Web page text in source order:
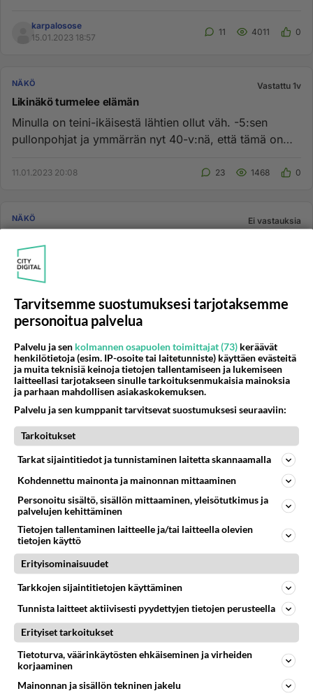
karpalosose
15.01.2023 18:57
11 4011 0
NÄKÖ Vastattu 1v
Likinäkö turmelee elämän
Minulla on teini-ikäisestä lähtien ollut väh. -5:sen
pullonpohjat ja ymmärrän nyt 40-v:nä, että tämä on
11.01.2023 20:08 23 1468 0
NÄKÖ Ei vastauksia
Onko kellään todettu turvotusta näköhermon päissä,tai
tietoa siitä, jäin epätietoisuuteen silmälääkärillä
11.01.2023 18:06 1 176
NÄKÖ Vastattu 2v
Linssit vanhoihin kehyksiin
Olen vaihdattamada linssejä vanhoihin kehyksiin.
Sanottiin että eivät kehykset voi mennä rikki ja se eivät
korvaa jos nä...
04.01.2023 06:07 0
Vastattu 3v
Silmälasien maksaminen
Pitääkö kaikissa optikko liikkeissä silmälasit maksaa
etukäteen vai vasta kun hakee lasit????...
Tarvitsemme suostumuksesi tarjotaksemme
personoitua palvelua
Palvelu ja sen kolmannen osapuolen toimittajat (73) keräävät
henkilötietoja (esim. IP-osoite tai laitetunniste) käyttäen evästeitä
ja muita teknisiä keinoja tietojen tallentamiseen ja lukemiseen
laitteellasi tarjotakseen sinulle tarkoituksenmukaisia mainoksia
ja parhaan mahdollisen asiakaskokemuksen.
Palvelu ja sen kumppanit tarvitsevat suostumuksesi seuraaviin:
Tarkoitukset
Tarkat sijaintitiedot ja tunnistaminen laitetta skannaamalla
Kohdennettu mainonta ja mainonnan mittaaminen
Personoitu sisältö, sisällön mittaaminen, yleisötutkimus ja
palvelujen kehittäminen
Tietojen tallentaminen laitteelle ja/tai laitteella olevien
tietojen käyttö
Erityisominaisuudet
Tarkkojen sijaintitietojen käyttäminen
Tunnista laitteet aktiivisesti pyydettyjen tietojen perusteella
Erityiset tarkoitukset
Tietoturva, väärinkäytösten ehkäiseminen ja virheiden
korjaaminen
Mainonnan ja sisällön tekninen jakelu